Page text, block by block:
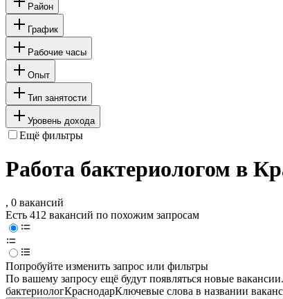
Район
График
Рабочие часы
Опыт
Тип занятости
Уровень дохода
Ещё фильтры
Работа бактериологом в
, 0 вакансий
Есть 412 вакансий по похожим запросам
Попробуйте изменить запрос или фильтры
По вашему запросу ещё будут появляться новые
бактериологКраснодарКлючевые слова в названии